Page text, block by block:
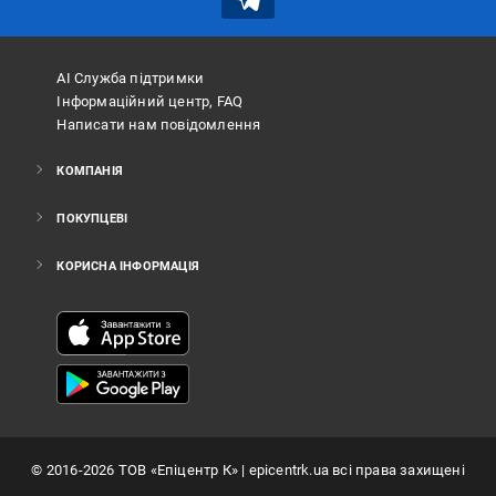
АІ Служба підтримки
Інформаційний центр, FAQ
Написати нам повідомлення
КОМПАНІЯ
ПОКУПЦЕВІ
КОРИСНА ІНФОРМАЦІЯ
© 2016-2026 ТОВ «Епіцентр К»| epicentrk.ua всі права захищені